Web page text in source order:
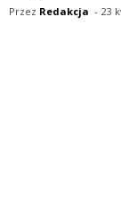
Przez Redakcja - 23